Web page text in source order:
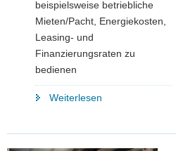
beispielsweise betriebliche
Mieten/Pacht, Energiekosten,
Leasing- und
Finanzierungsraten zu
bedienen
Weiterlesen